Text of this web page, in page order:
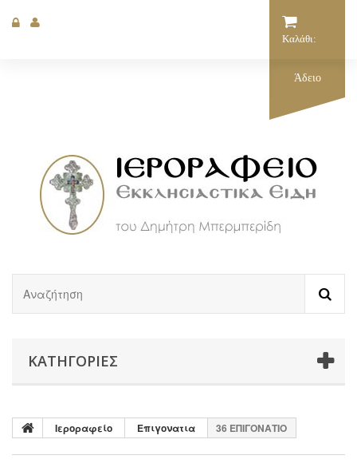
Καλάθι:
Άδειο
ΚΑΤΗΓΟΡΊΕΣ
Ιεροραφείο Επιγονατια 36 ΕΠΙΓΟΝΑΤΙΟ